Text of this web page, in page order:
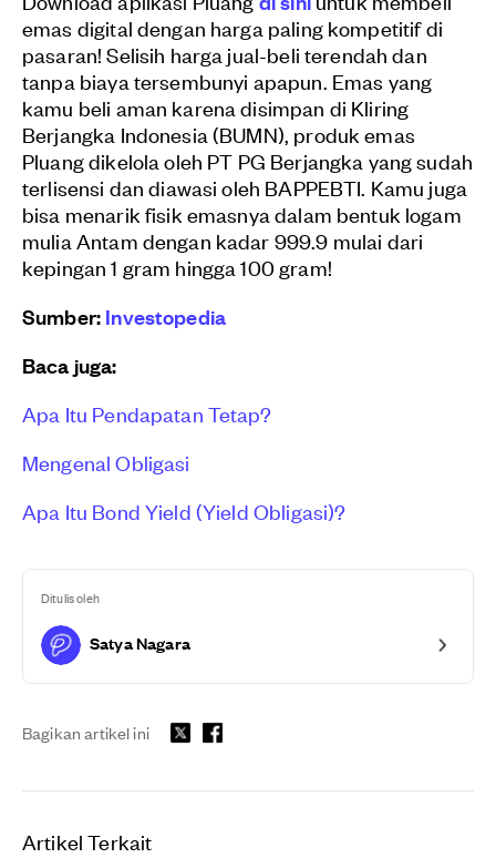
emas digital dengan harga paling kompetitif di
pasaran! Selisih harga jual-beli terendah dan
tanpa biaya tersembunyi apapun. Emas yang
kamu beli aman karena disimpan di Kliring
Berjangka Indonesia (BUMN), produk emas
Pluang dikelola oleh PT PG Berjangka yang sudah
terlisensi dan diawasi oleh BAPPEBTI. Kamu juga
bisa menarik fisik emasnya dalam bentuk logam
mulia Antam dengan kadar 999.9 mulai dari
kepingan 1 gram hingga 100 gram!
Sumber:Investopedia
Baca juga:
Apa Itu Pendapatan Tetap?
Mengenal Obligasi
Apa Itu Bond Yield (Yield Obligasi)?
Ditulis oleh
Satya Nagara
Bagikan artikel ini
Artikel Terkait